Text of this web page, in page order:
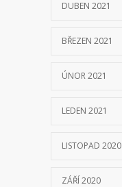
DUBEN 2021
BŘEZEN 2021
ÚNOR 2021
LEDEN 2021
LISTOPAD 2020
ZÁŘÍ 2020